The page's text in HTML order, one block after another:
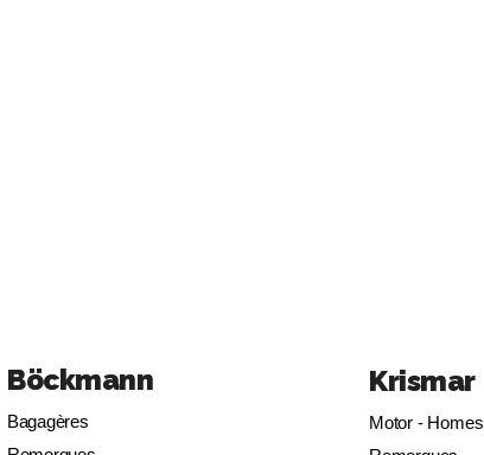
Böckmann
Bagagères
Krismar
Motor - Homes